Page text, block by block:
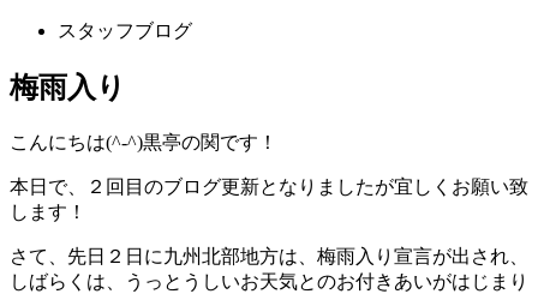
スタッフブログ
梅雨入り
こんにちは(^-^)黒亭の関です！
本日で、２回目のブログ更新となりましたが宜しくお願い致
します！
さて、先日２日に九州北部地方は、梅雨入り宣言が出され、
しばらくは、うっとうしいお天気とのお付きあいがはじまり